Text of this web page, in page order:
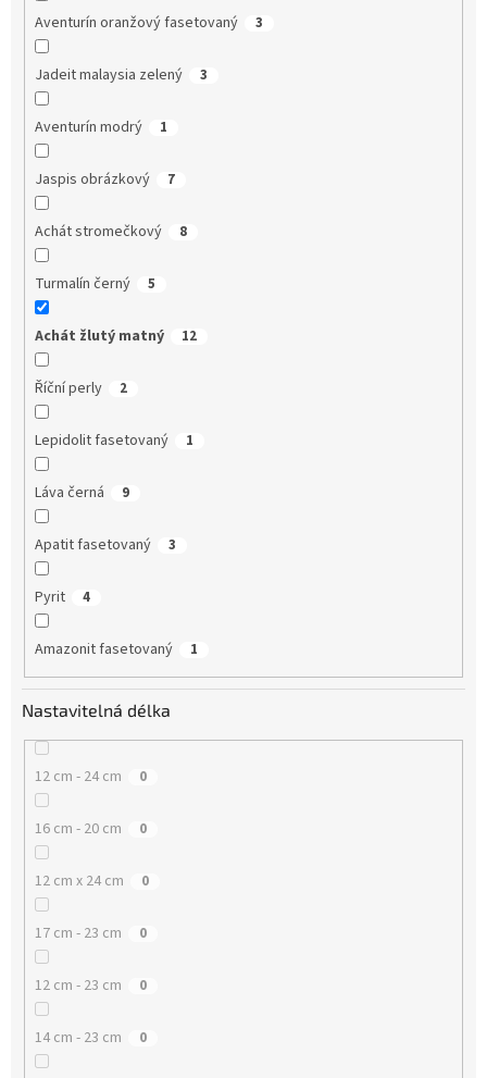
Aventurín oranžový fasetovaný 3
Jadeit malaysia zelený 3
Aventurín modrý 1
Jaspis obrázkový 7
Achát stromečkový 8
Turmalín černý 5
Achát žlutý matný 12
Říční perly 2
Lepidolit fasetovaný 1
Láva černá 9
Apatit fasetovaný 3
Pyrit 4
Amazonit fasetovaný 1
Nastavitelná délka
12 cm - 24 cm 0
16 cm - 20 cm 0
12 cm x 24 cm 0
17 cm - 23 cm 0
12 cm - 23 cm 0
14 cm - 23 cm 0